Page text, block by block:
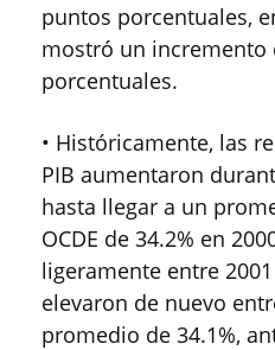
puntos porcentuales,
mostró un incremento
porcentuales.
• Históricamente, las
PIB aumentaron
hasta llegar a un
OCDE de 34.2% en
ligeramente entre
elevaron de nuevo
promedio de 34.1%,